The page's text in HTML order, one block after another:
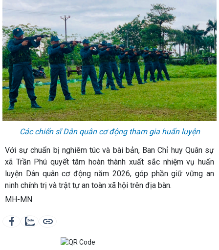
Các chiến sĩ Dân quân cơ động tham gia huấn luyện
Với sự chuẩn bị nghiêm túc và bài bản, Ban Chỉ huy Quân sự
xã Trần Phú quyết tâm hoàn thành xuất sắc nhiệm vụ huấn
luyện Dân quân cơ động năm 2026, góp phần giữ vững an
ninh chính trị và trật tự an toàn xã hội trên địa bàn.
MH-MN